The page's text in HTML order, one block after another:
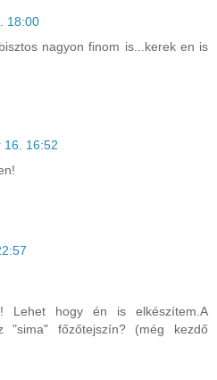
18:00
nagyon finom is...kerek en is
16. 16:52
Lehet hogy én is elkészítem.A
"sima" főzőtejszín? (még kezdő